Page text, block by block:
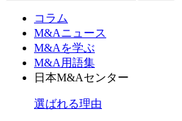
コラム
M&Aニュース
M&Aを学ぶ
M&A用語集
日本M&Aセンター
選ばれる理由